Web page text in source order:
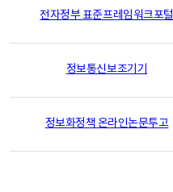
전자정부 표준프레임워크포털
정보통신보조기기
정보화정책 온라인논문투고